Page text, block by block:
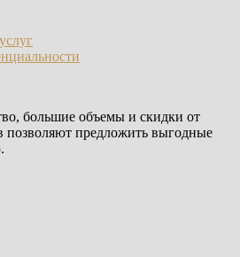
большие объемы и скидки от
позволяют предложить выгодные